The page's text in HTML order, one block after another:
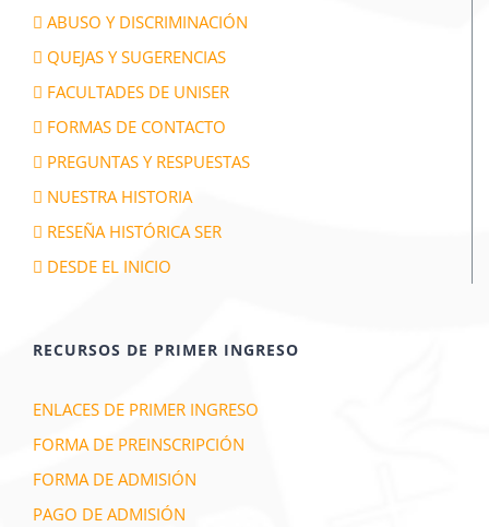
ABUSO Y DISCRIMINACIÓN
QUEJAS Y SUGERENCIAS
FACULTADES DE UNISER
FORMAS DE CONTACTO
PREGUNTAS Y RESPUESTAS
NUESTRA HISTORIA
RESEÑA HISTÓRICA SER
DESDE EL INICIO
RECURSOS DE PRIMER INGRESO
ENLACES DE PRIMER INGRESO
FORMA DE PREINSCRIPCIÓN
FORMA DE ADMISIÓN
PAGO DE ADMISIÓN